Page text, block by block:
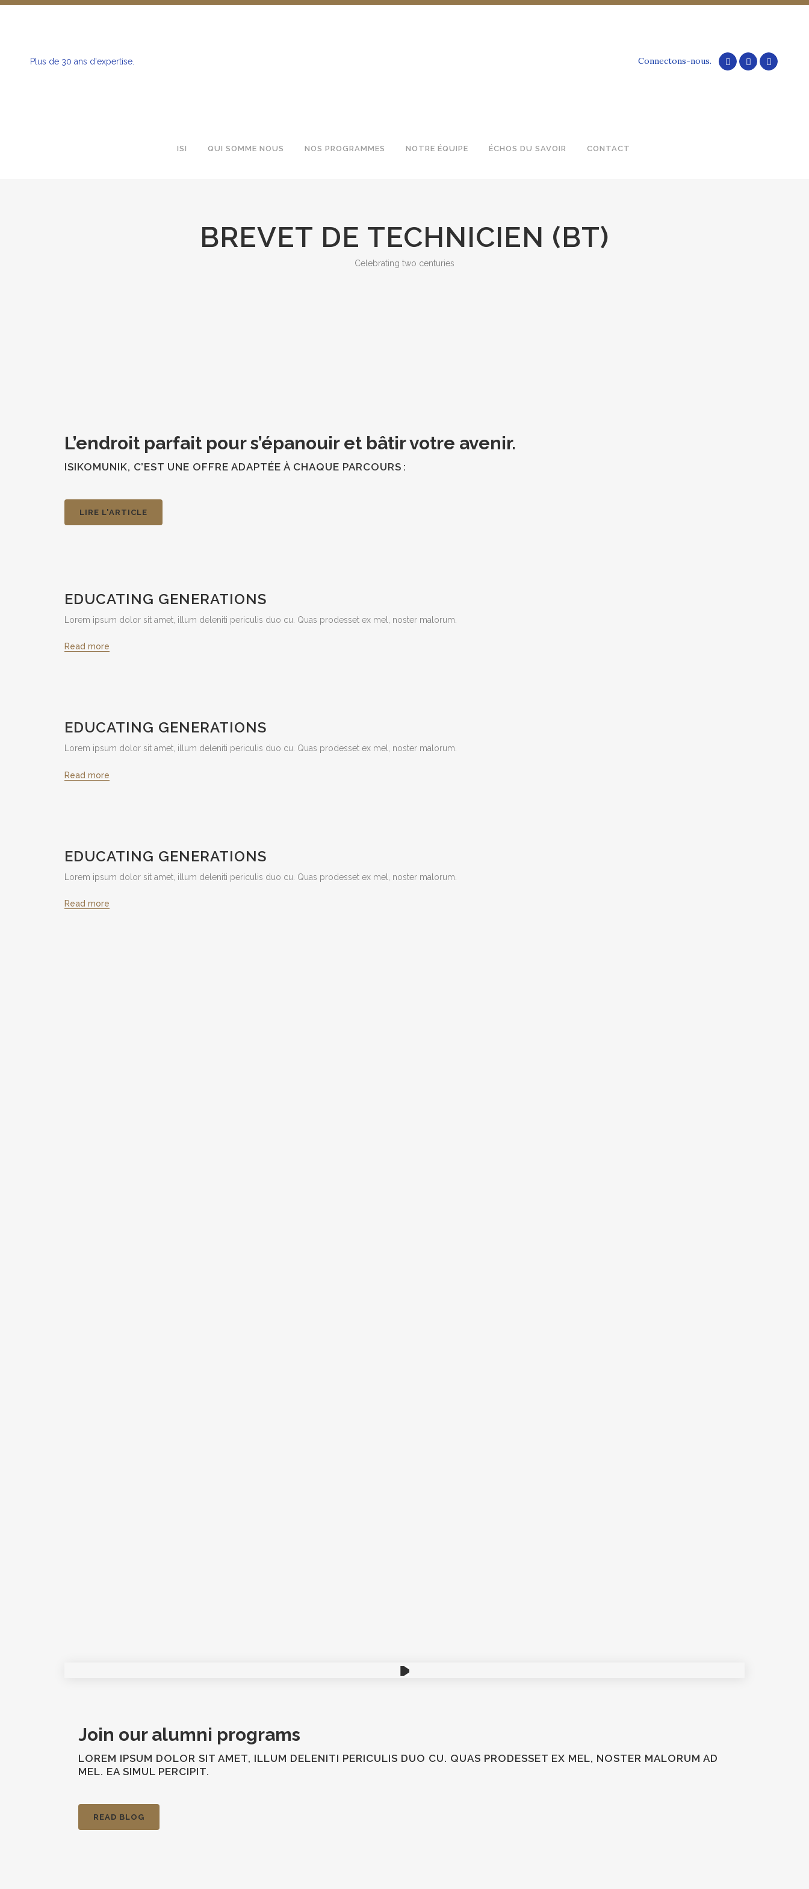
Plus de 30 ans d'expertise. Connectons-nous.
ISI QUI SOMME NOUS NOS PROGRAMMES NOTRE ÉQUIPE ÉCHOS DU SAVOIR CONTACT
BREVET DE TECHNICIEN (BT)
Celebrating two centuries
L’endroit parfait pour s’épanouir et bâtir votre avenir.
ISIKOMUNIK, C’EST UNE OFFRE ADAPTÉE À CHAQUE PARCOURS :
LIRE L'ARTICLE
EDUCATING GENERATIONS
Lorem ipsum dolor sit amet, illum deleniti periculis duo cu. Quas prodesset ex mel, noster malorum.
Read more
EDUCATING GENERATIONS
Lorem ipsum dolor sit amet, illum deleniti periculis duo cu. Quas prodesset ex mel, noster malorum.
Read more
EDUCATING GENERATIONS
Lorem ipsum dolor sit amet, illum deleniti periculis duo cu. Quas prodesset ex mel, noster malorum.
Read more
Join our alumni programs
LOREM IPSUM DOLOR SIT AMET, ILLUM DELENITI PERICULIS DUO CU. QUAS PRODESSET EX MEL, NOSTER MALORUM AD
MEL. EA SIMUL PERCIPIT.
READ BLOG